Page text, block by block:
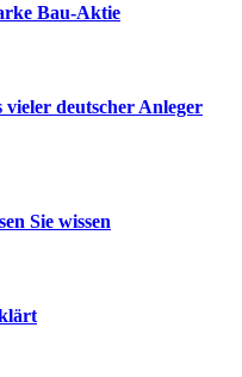
Bau-Aktie
vieler deutscher Anleger
Sie wissen